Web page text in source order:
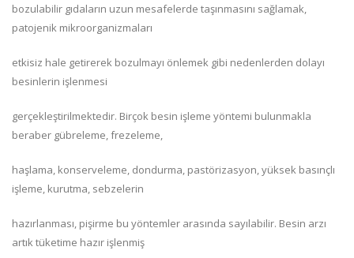
bozulabilir gıdaların uzun mesafelerde taşınmasını sağlamak,
patojenik mikroorganizmaları
etkisiz hale getirerek bozulmayı önlemek gibi nedenlerden dolayı
besinlerin işlenmesi
gerçekleştirilmektedir. Birçok besin işleme yöntemi bulunmakla
beraber gübreleme, frezeleme,
haşlama, konserveleme, dondurma, pastörizasyon, yüksek basınçlı
işleme, kurutma, sebzelerin
hazırlanması, pişirme bu yöntemler arasında sayılabilir. Besin arzı
artık tüketime hazır işlenmiş